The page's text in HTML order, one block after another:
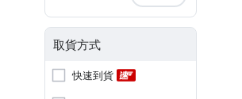
取貨方式
快速到貨